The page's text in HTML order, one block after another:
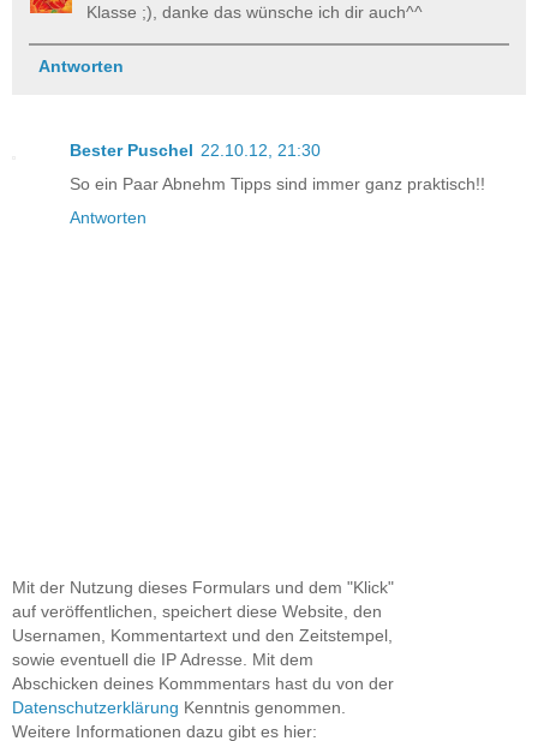
Klasse ;), danke das wünsche ich dir auch^^
Antworten
Bester Puschel 22.10.12, 21:30
So ein Paar Abnehm Tipps sind immer ganz praktisch!!
Antworten
Mit der Nutzung dieses Formulars und dem "Klick"
auf veröffentlichen, speichert diese Website, den
Usernamen, Kommentartext und den Zeitstempel,
sowie eventuell die IP Adresse. Mit dem
Abschicken deines Kommmentars hast du von der
Datenschutzerklärung Kenntnis genommen.
Weitere Informationen dazu gibt es hier: